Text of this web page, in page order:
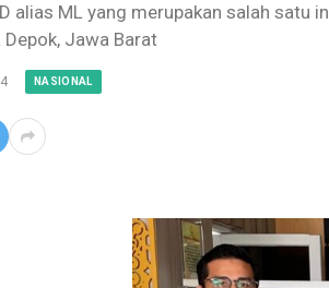
alias ML yang merupakan salah satu
Jawa Barat
NASIONAL